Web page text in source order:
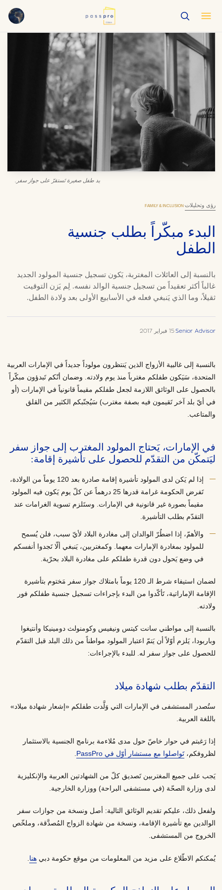
English
Русский
中文
Türkçe
رؤى وتحليلات·
FAMILY & INCLUSION
البدء مبكّراً بطلب جنسية
الطفل
بالنسبة إلى العائلات المغتربة، يَكون تسجيل جنسية المولود الجديد
غالباً أكثر تعقيداً من تسجيل جنسية الوالد نفسه. لِم يَزن التوقيت
ثقيلاً، وما الذي يَنبغي فعله في الأسابيع الأولى بعد ولادة الطفل.
Senior Advisor
·15 فبراير 2017
يد طفل صغيرة تَستقرّ على جواز سفر.
بالنسبة إلى غالبية الأزواج الذين يَنتظرون مولوداً جديداً في الإمارات العربية
المتحدة، سَيَكون طفلكم مغترباً منذ يوم ولادته. وضمان أنّكم تَبدؤون مبكّراً
بالحصول على الوثائق اللازمة لجعل طفلكم مقيماً قانونياً في الإمارات (أو
في أيّ بلد آخر تَقيمون فيه بصفة مغترب) سَيُجنّبكم الكثير من القلق
والمتاعب.
في الإمارات، يَحتاج المولود المغترب إلى جواز سفر
ليَتمكّن من التقدّم للحصول على تأشيرة إقامة:
إذا لم يَكن لدى المولود تأشيرة إقامة صادرة بعد 120 يوماً من الولادة،
تَفرض الحكومة غرامة قدرها 25 درهماً عن كلّ يوم يَكون فيه المولود
مقيماً بصورة غير قانونية في الإمارات. وستَلزم تسوية الغرامات عند
التقدّم بطلب التأشيرة.
والأهمّ، إذا اضطُرّ الوالدان إلى مغادرة البلاد لأيّ سبب، فلن يُسمح
للمولود بمغادرة الإمارات معهما. وكمغتربين، يَنبغي ألّا تَجدوا أنفسكم
في وضع يَحول دون قدرة طفلكم على مغادرة البلاد بحرّية.
لضمان استيفاء شرط الـ 120 يوماً بامتلاك جواز سفر مَختوم بتأشيرة
الإقامة الإماراتية، تَأكّدوا من البدء بإجراءات تسجيل جنسية طفلكم فور
ولادته.
بالنسبة إلى مواطني سانت كيتس ونيفيس وكومنولث دومينيكا وأنتيغوا
وباربودا، يَلزم أوّلاً أن يَتمّ اعتبار المولود مواطناً من ذلك البلد قبل التقدّم
للحصول على جواز سفر له. للبدء بالإجراءات:
التقدّم بطلب شهادة ميلاد
ستُصدر المستشفى في الإمارات التي وَلَّدت طفلكم «إشعار شهادة ميلاد»
باللغة العربية.
إذا رَغبتم في حوار خاصّ حول مدى مُلاءمة برنامج الجنسية بالاستثمار
لظروفكم،تَواصلوا مع مستشار أوّل في PassPro
يَجب على جميع المغتربين تَصديق كلّ من الشهادتين العربية والإنكليزية
لدى وزارة الصحّة (في مستشفى البراحة) ووزارة الخارجية.
ولفعل ذلك، عليكم تقديم الوثائق التالية: أصل ونسخة من جوازات سفر
الوالدين مع تأشيرة الإقامة، ونسخة من شهادة الزواج المُصدَّقة، وملخّص
الخروج من المستشفى.
يُمكنكم الاطّلاع على مزيد من المعلومات من موقع حكومة دبيهنا